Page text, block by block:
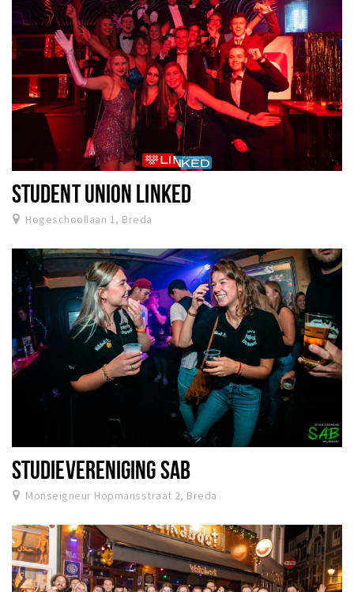
STUDENT UNION LINKED
Hogeschoollaan 1, Breda
STUDIEVERENIGING SAB
Monseigneur Hopmansstraat 2, Breda